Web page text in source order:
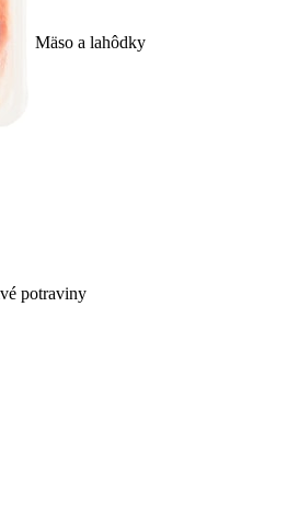
Mäso a lahôdky
potraviny